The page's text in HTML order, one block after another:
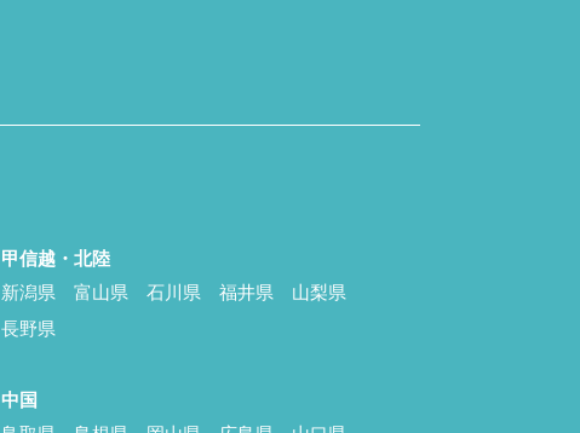
甲信越・北陸
新潟県
富山県 石川県 福井県
山梨県
長野県
中国